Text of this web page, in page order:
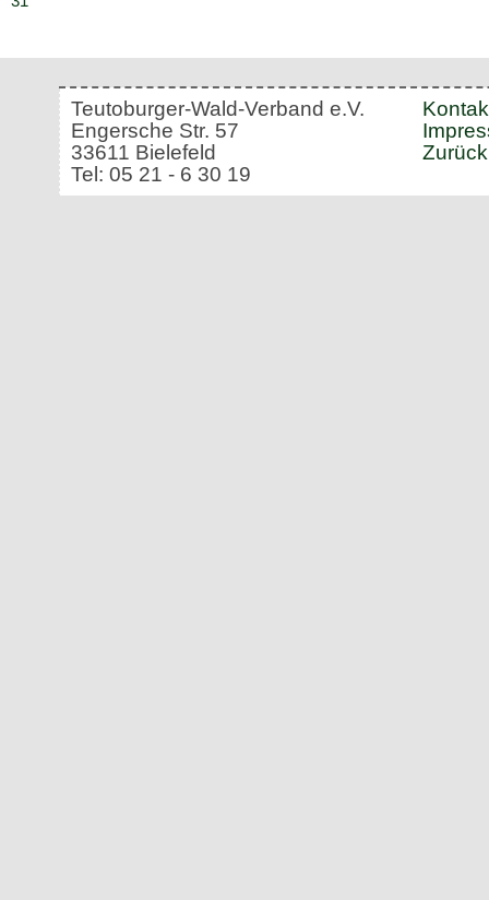
Teutoburger-Wald-Verband e.V.
Engersche Str. 57
33611 Bielefeld
Tel: 05 21 - 6 30 19
Zurück